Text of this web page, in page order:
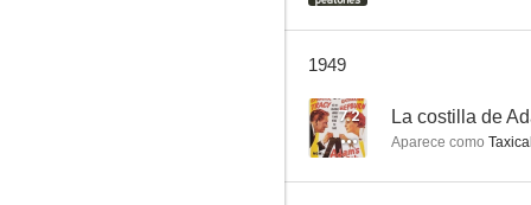
1949
7.2 La costilla de
Aparece como